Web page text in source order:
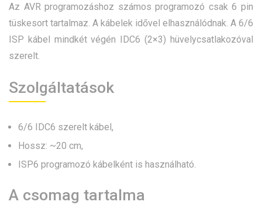
Az AVR programozáshoz számos programozó csak 6 pin
tüskesort tartalmaz. A kábelek idővel elhasználódnak. A 6/6
ISP kábel mindkét végén IDC6 (2×3) hüvelycsatlakozóval
szerelt.
Szolgáltatások
6/6 IDC6 szerelt kábel,
Hossz: ~20 cm,
ISP6 programozó kábelként is használható.
A csomag tartalma